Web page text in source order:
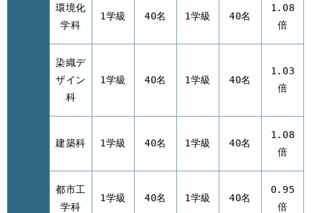
環境化
学科
1学級 40名 1学級 40名
1.08
倍
染織デ
ザイン
科
1学級 40名 1学級 40名
1.03
倍
建築科 1学級 40名 1学級 40名
1.08
倍
都市工
学科
1学級 40名 1学級 40名
0.95
倍